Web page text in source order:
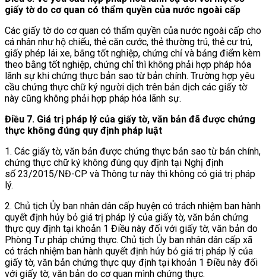
giấy tờ do cơ quan có thẩm quyền của nước ngoài cấp
Các giấy tờ do cơ quan có thẩm quyền của nước ngoài cấp cho
cá nhân như hộ chiếu, thẻ căn cước, thẻ thường trú, thẻ cư trú,
giấy phép lái xe, bằng tốt nghiệp, chứng chỉ và bảng điểm kèm
theo bằng tốt nghiệp, chứng chỉ thì không phải hợp pháp hóa
lãnh sự khi chứng thực bản sao từ bản chính. Trường hợp yêu
cầu chứng thực chữ ký người dịch trên bản dịch các giấy tờ
này cũng không phải hợp pháp hóa lãnh sự.
Điều 7. Giá trị pháp lý của giấy tờ, văn bản đã được chứng
thực không đúng quy định pháp luật
1. Các giấy tờ, văn bản được chứng thực bản sao từ bản chính,
chứng thực chữ ký không đúng quy định tại Nghị định
số 23/2015/NĐ-CP và Thông tư này thì không có giá trị pháp
lý.
2. Chủ tịch Ủy ban nhân dân cấp huyện có trách nhiệm ban hành
quyết định hủy bỏ giá trị pháp lý của giấy tờ, văn bản chứng
thực quy định tại khoản 1 Điều này đối với giấy tờ, văn bản do
Phòng Tư pháp chứng thực. Chủ tịch Ủy ban nhân dân cấp xã
có trách nhiệm ban hành quyết định hủy bỏ giá trị pháp lý của
giấy tờ, văn bản chứng thực quy định tại khoản 1 Điều này đối
với giấy tờ, văn bản do cơ quan mình chứng thực.